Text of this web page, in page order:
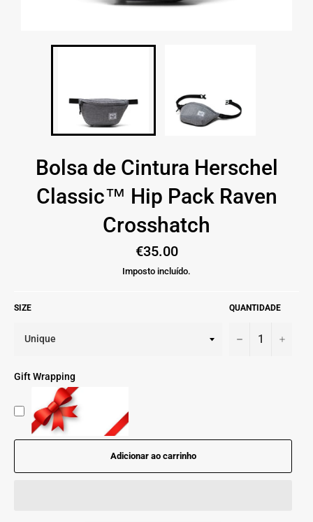
Bolsa de Cintura Herschel
Classic™ Hip Pack Raven
Crosshatch
Preço
normal
€35.00
Imposto incluído.
SIZE QUANTIDADE
− +
Gift Wrapping
Adicionar ao carrinho